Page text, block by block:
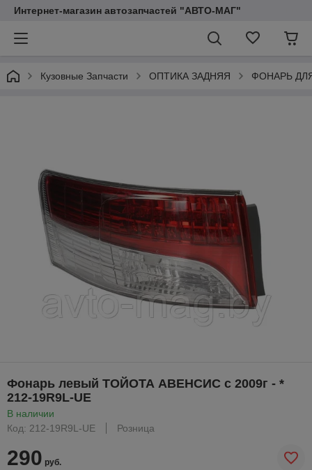
Интернет-магазин автозапчастей "АВТО-МАГ"
Кузовные Запчасти ОПТИКА ЗАДНЯЯ ФОНАРЬ
Фонарь левый ТОЙОТА АВЕНСИС с 2009г - *
212-19R9L-UE
В наличии
Код: 212-19R9L-UE
Розница
290 руб.